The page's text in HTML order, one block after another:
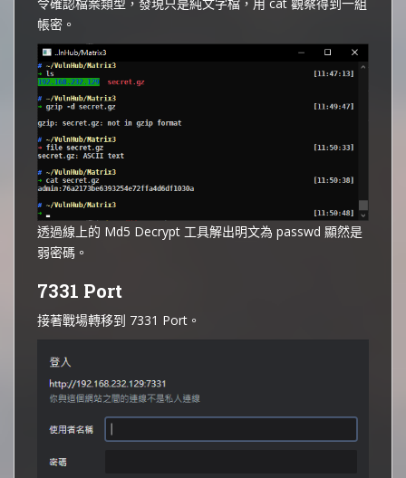
帳密。
透過線上的 Md5 Decrypt 工具解出明文為 passwd 顯然是
弱密碼。
7331 Port
接著戰場轉移到 7331 Port。